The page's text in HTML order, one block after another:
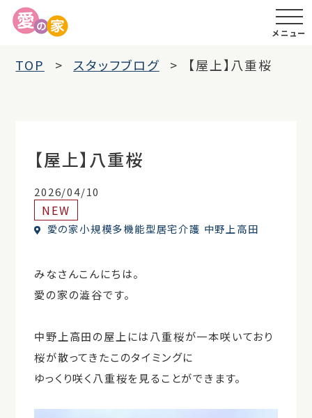
メニュー
TOP スタッフブログ 【屋上】八重桜
【屋上】八重桜
2026/04/10
NEW
愛の家小規模多機能型居宅介護 中野上高田
みなさんこんにちは。
愛の家の澁谷です。
中野上高田の屋上には八重桜が一本咲いており
桜が散ってきたこのタイミングに
ゆっくり咲く八重桜を見ることができます。